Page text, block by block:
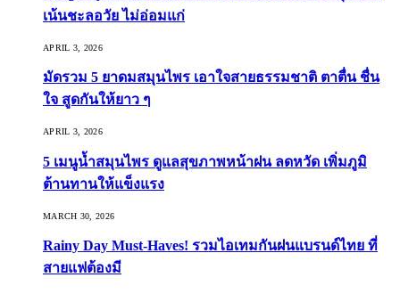
เน้นชะลอวัย ไม่อ่อมแก่
APRIL 3, 2026
มัดรวม 5 ยาดมสมุนไพร เอาใจสายธรรมชาติ ตาตื่น ชื่น
ใจ สูดกันให้ยาว ๆ
APRIL 3, 2026
5 เมนูน้ำสมุนไพร ดูแลสุขภาพหน้าฝน ลดหวัด เพิ่มภูมิ
ต้านทานให้แข็งแรง
MARCH 30, 2026
Rainy Day Must-Haves! รวมไอเทมกันฝนแบรนด์ไทย ที่
สายแฟต้องมี